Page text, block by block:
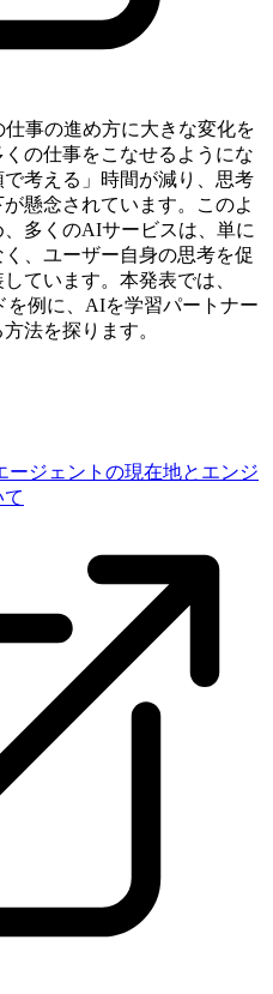
事の進め方に大きな変化を
の仕事をこなせるようにな
考える」時間が減り、思考
懸念されています。このよ
多くのAIサービスは、単に
、ユーザー自身の思考を促
ています。本発表では、
を例に、AIを学習パートナー
法を探ります。
ージェントの現在地とエンジ